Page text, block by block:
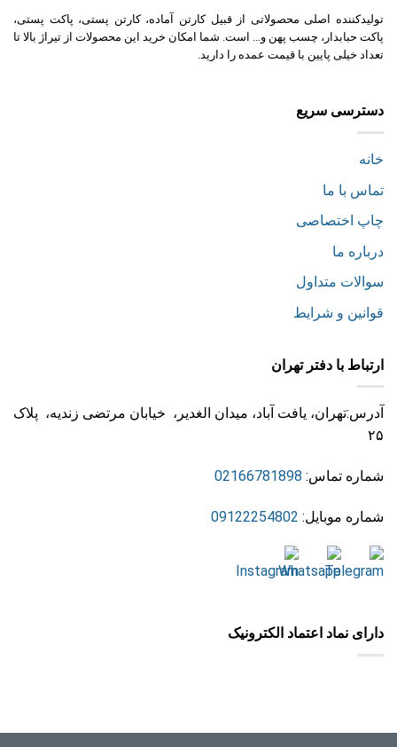
تولیدکننده اصلی محصولاتی از قبیل کارتن آماده، کارتن پستی، پاکت پستی،
پاکت حبابدار، چسب پهن و… است. شما امکان خرید این محصولات از تیراژ بالا تا
تعداد خیلی پایین با قیمت عمده را دارید.
دسترسی سریع
خانه
تماس با ما
چاپ اختصاصی
درباره ما
سوالات متداول
قوانین و شرایط
ارتباط با دفتر تهران
آدرس:تهران، یافت آباد، میدان الغدیر، خیابان مرتضی زندیه، پلاک
۲۵
شماره تماس: 02166781898
شماره موبایل: 09122254802
دارای نماد اعتماد الکترونیک